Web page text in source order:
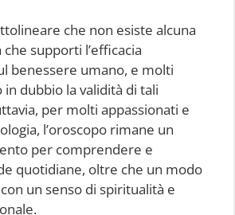
che non esiste alcuna
supporti l’efficacia
benessere umano, e molti
dubbio la validità di tali
per molti appassionati e
l’oroscopo rimane un
per comprendere e
quotidiane, oltre che un modo
un senso di spiritualità e